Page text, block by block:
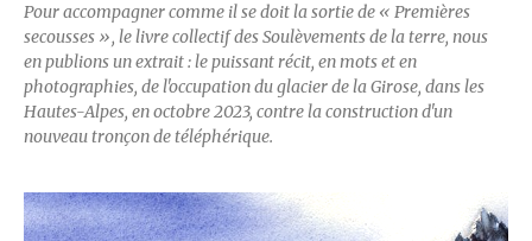
Pour accompagner comme il se doit la sortie de « Premières
secousses », le livre collectif des Soulèvements de la terre, nous
en publions un extrait : le puissant récit, en mots et en
photographies, de l'occupation du glacier de la Girose, dans les
Hautes-Alpes, en octobre 2023, contre la construction d'un
nouveau tronçon de téléphérique.